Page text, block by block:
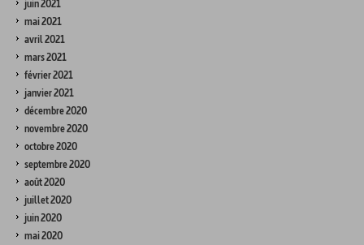
juin 2021
mai 2021
avril 2021
mars 2021
février 2021
janvier 2021
décembre 2020
novembre 2020
octobre 2020
septembre 2020
août 2020
juillet 2020
juin 2020
mai 2020